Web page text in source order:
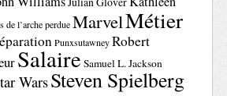
de l’arche perdue MarvelMétier
Punxsutawney Robert
Salaire Samuel L. Jackson
WarsSteven Spielberg